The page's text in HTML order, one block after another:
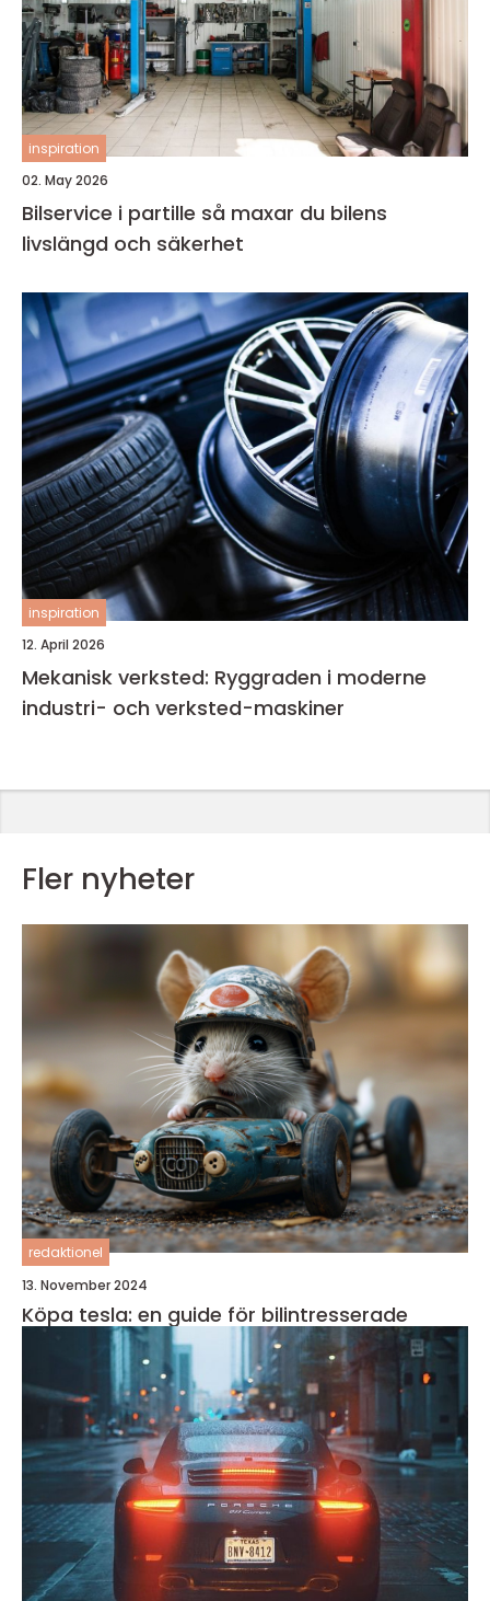
inspiration
02. May 2026
Bilservice i partille så maxar du bilens
livslängd och säkerhet
inspiration
12. April 2026
Mekanisk verksted: Ryggraden i moderne
industri- och verksted-maskiner
Fler nyheter
redaktionel
13. November 2024
Köpa tesla: en guide för bilintresserade